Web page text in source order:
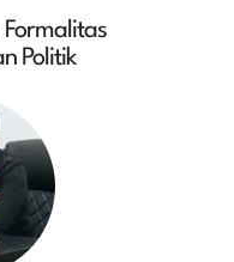
Formalitas
Politik